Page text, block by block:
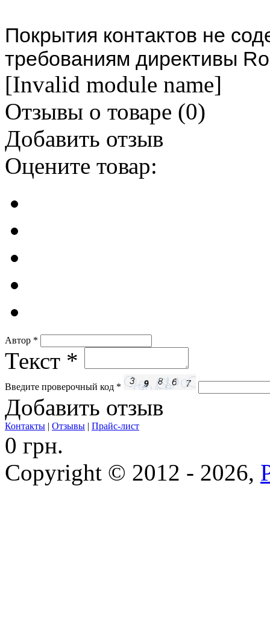
Покрытия контактов не
требованиям директивы
[Invalid module name]
Отзывы о товаре (0)
Добавить отзыв
Оцените товар:
Автор *
Текст *
Введите проверочный код *
Добавить отзыв
Контакты | Отзывы | Прайс-лист
0 грн.
Copyright © 2012 - 2026,